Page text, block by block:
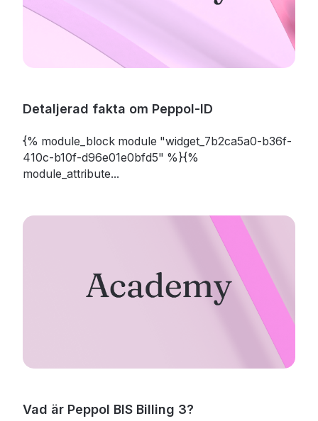
Detaljerad fakta om Peppol-ID
{% module_block module "widget_7b2ca5a0-b36f-
410c-b10f-d96e01e0bfd5" %}{%
module_attribute...
Vad är Peppol BIS Billing 3?